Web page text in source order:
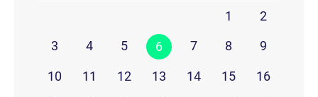
1
2
3
4 5 6 7 8 9
10 11 12 13 14 15
16